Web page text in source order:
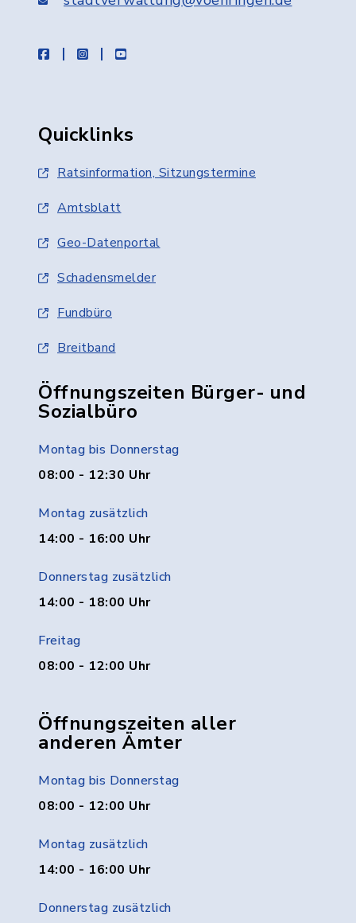
facebookinstagramyoutube
Quicklinks
Ratsinformation, Sitzungstermine
Amtsblatt
Geo-Datenportal
Schadensmelder
Fundbüro
Breitband
Öffnungszeiten Bürger- und
Sozialbüro
Montag bis Donnerstag
08:00 - 12:30 Uhr
Montag zusätzlich
14:00 - 16:00 Uhr
Donnerstag zusätzlich
14:00 - 18:00 Uhr
Freitag
08:00 - 12:00 Uhr
Öffnungszeiten aller
anderen Ämter
Montag bis Donnerstag
08:00 - 12:00 Uhr
Montag zusätzlich
14:00 - 16:00 Uhr
Donnerstag zusätzlich